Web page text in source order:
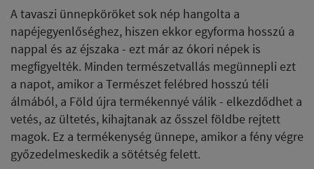
A tavaszi ünnepköröket sok nép hangolta a
napéjegyenlőséghez, hiszen ekkor egyforma hosszú a
nappal és az éjszaka - ezt már az ókori népek is
megfigyelték. Minden természetvallás megünnepli ezt
a napot, amikor a Természet felébred hosszú téli
álmából, a Föld újra termékennyé válik - elkezdődhet a
vetés, az ültetés, kihajtanak az ősszel földbe rejtett
magok. Ez a termékenység ünnepe, amikor a fény végre
győzedelmeskedik a sötétség felett.